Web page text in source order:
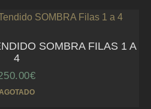
SOMBRA FILAS 1 A
4
€